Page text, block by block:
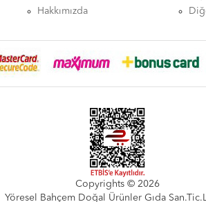
Hakkımızda
Copyrights © 2026
Yöresel Bahçem Doğal Ürünler Gıda